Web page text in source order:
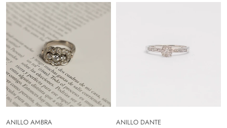
ANILLO AMBRA
ANILLO DANTE